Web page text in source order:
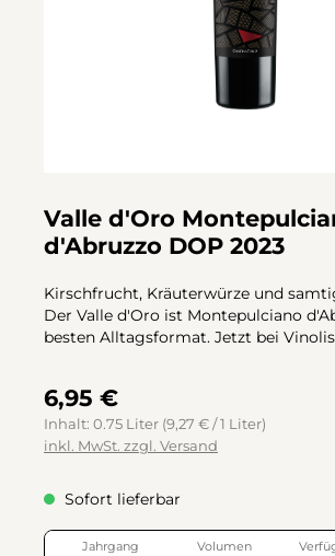
Valle d'Oro
d'Abruzzo DOP 2023
Kirschfrucht, Kräuterwürze und
Der Valle d'Oro ist Montepulciano
besten Alltagsformat. Jetzt bei
6,95 €
Inhalt: 0.75 Liter (9,27 € / 1 Liter)
inkl. MwSt. zzgl. Versand
Sofort lieferbar
Jahrgang Volumen